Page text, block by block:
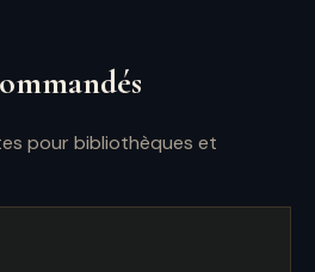
pour bibliothèques et